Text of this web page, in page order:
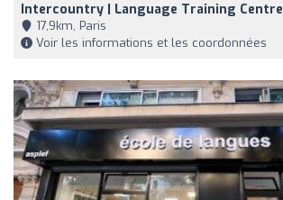
Intercountry | Language Training Centre
17,9km, Paris
Voir les informations et les coordonnées